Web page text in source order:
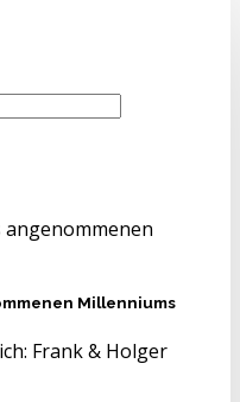
Millenniums
Frank & Holger